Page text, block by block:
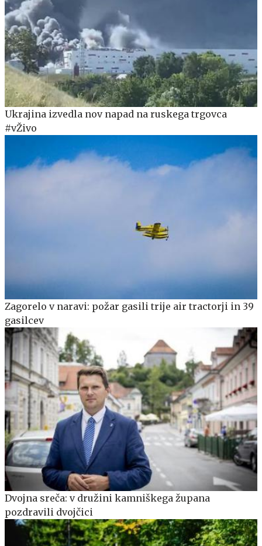
Ukrajina izvedla nov napad na ruskega trgovca
#vŽivo
Zagorelo v naravi: požar gasili trije air tractorji in 39
gasilcev
Dvojna sreča: v družini kamniškega župana
pozdravili dvojčici